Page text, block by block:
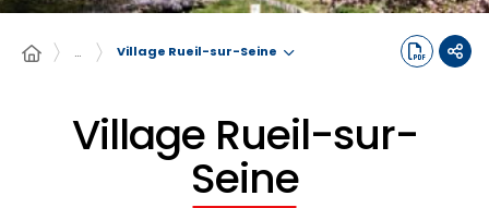
… Village Rueil-sur-Seine
Village Rueil-sur-
Seine